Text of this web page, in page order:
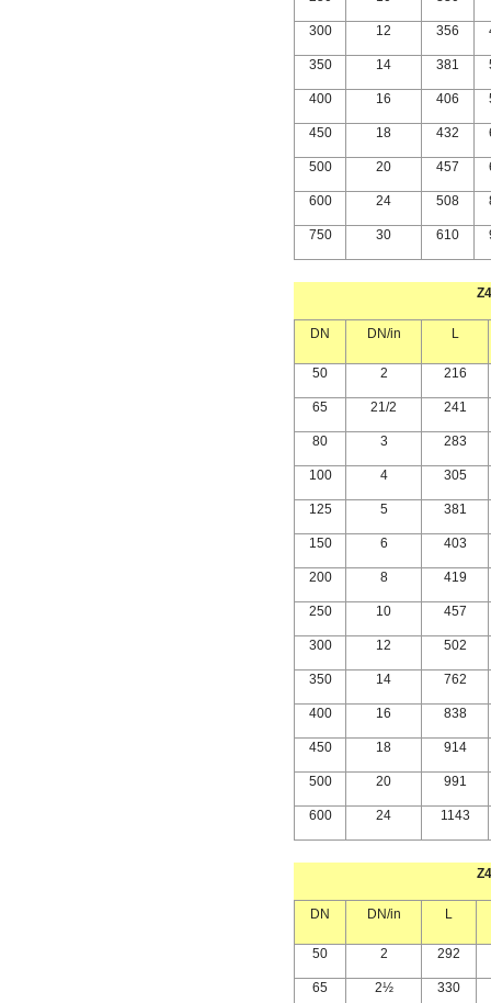
300 12 356
350 14 381
400 16 406
450 18 432
500 20 457
600 24 508
750 30 610
DN DN/in L
50 2 216
65 21/2 241
80 3 283
100 4 305
125 5 381
150 6 403
200 8 419
250 10 457
300 12 502
350 14 762
400 16 838
450 18 914
500 20 991
600 24 1143
DN DN/in L
50 2 292
65 2½ 330